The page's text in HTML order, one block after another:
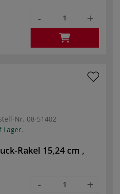
- +
Nr. 08-51402
Lager.
Rakel 15,24 cm ,
- +